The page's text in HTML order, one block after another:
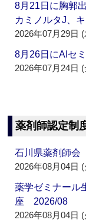
8月21日に胸郭
カミノルタJ、
2026年07月29日 (
8月26日にAIセ
2026年07月24日 (
薬剤師認定制
石川県薬剤師
2026年08月04日 (
薬学ゼミナー
座 2026/08
2026年08月04日 (